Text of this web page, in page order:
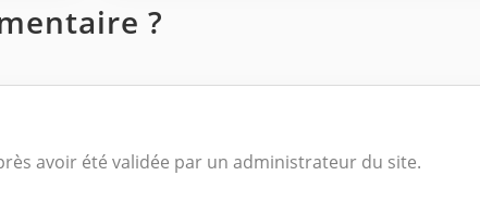
?
avoir été validée par un administrateur du site.